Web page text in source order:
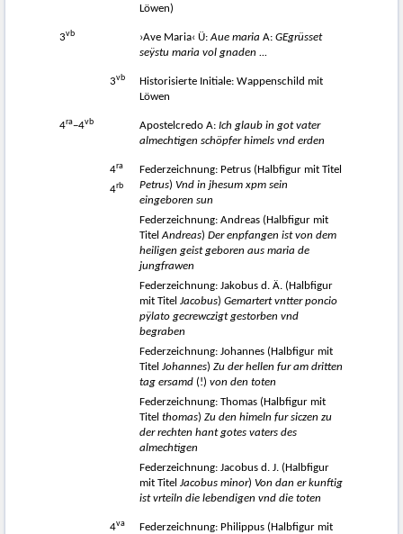
Löwen)
3vb ›Ave Maria‹ Ü:Aue maria A: GEgrüsset
seÿstu maria vol gnaden ...
3vb
Historisierte Initiale: Wappenschild mit
Löwen
4ra−4vb Apostelcredo A: Ich glaub in got vater
almechtigen schöpfer himels vnd erden
4ra
4rb
Federzeichnung: Petrus (Halbfigur mit Titel
Petrus) Vnd in jhesum xpm sein
eingeboren sun
Federzeichnung: Andreas (Halbfigur mit
TitelAndreas) Der enpfangen ist von dem
heiligen geist geboren aus maria de
jungfrawen
Federzeichnung: Jakobus d. Ä. (Halbfigur
mit Titel Jacobus) Gemartert vntter poncio
pÿlato gecrewczigt gestorben vnd
begraben
Federzeichnung: Johannes (Halbfigur mit
Titel Johannes) Zu der hellen fur am dritten
tag ersamd (!) von den toten
Federzeichnung: Thomas (Halbfigur mit
Titel thomas) Zu den himeln fur siczen zu
der rechten hant gotes vaters des
almechtigen
Federzeichnung: Jacobus d. J. (Halbfigur
mit Titel Jacobus minor) Von dan er kunftig
ist vrteiln die lebendigen vnd die toten
4va
Federzeichnung: Philippus (Halbfigur mit